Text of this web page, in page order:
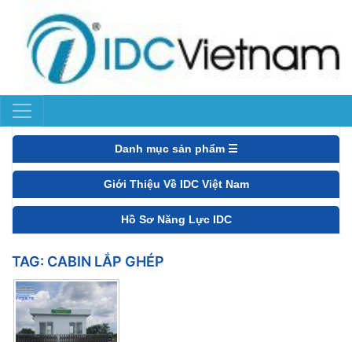
Danh mục sản phẩm ☰
Giới Thiệu Về IDC Việt Nam
Hồ Sơ Năng Lực IDC
TAG: CABIN LẮP GHÉP